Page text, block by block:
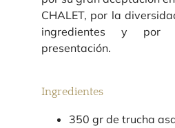
CHALET, por la
ingredientes y
presentación.
Ingredientes
350 gr de trucha